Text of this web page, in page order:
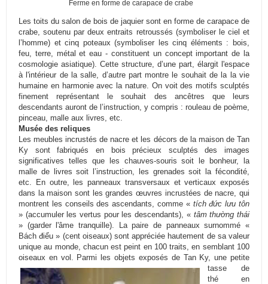
Ferme en forme de carapace de crabe
Les toits du salon de bois de jaquier sont en forme de carapace de
crabe, soutenu par deux entraits retroussés (symboliser le ciel et
l’homme) et cinq poteaux (symboliser les cinq éléments : bois,
feu, terre, métal et eau - constituent un concept important de la
cosmologie asiatique). Cette structure, d’une part, élargit l'espace
à l'intérieur de la salle, d’autre part montre le souhait de la la vie
humaine en harmonie avec la nature. On voit des motifs sculptés
finement représentant le souhait des ancêtres que leurs
descendants auront de l’instruction, y compris : rouleau de poème,
pinceau, malle aux livres, etc.
Musée des reliques
Les meubles incrustés de nacre et les décors de la maison de Tan
Ky sont fabriqués en bois précieux sculptés des images
significatives telles que les chauves-souris soit le bonheur, la
malle de livres soit l’instruction, les grenades soit la fécondité,
etc. En outre, les panneaux transversaux et verticaux exposés
dans la maison sont les grandes œuvres incrustées de nacre, qui
montrent les conseils des ascendants, comme « tích đức lưu tôn
» (accumuler les vertus pour les descendants), « tâm thường thái
» (garder l'âme tranquille). La paire de panneaux surnommé «
Bách điểu » (cent oiseaux) sont appréciée hautement de sa valeur
unique au monde, chacun est peint en 100 traits, en semblant 100
oiseaux en vol.
Parmi les objets exposés de Tan Ky, une petite
tasse de
thé en